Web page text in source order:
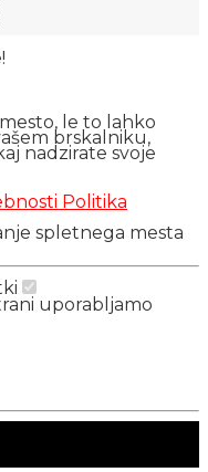
le to lahko
brskalniku,
nadzirate svoje
Politika
spletnega mesta
uporabljamo